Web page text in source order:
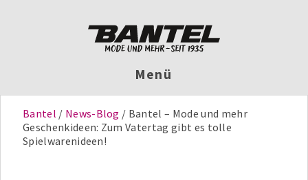
Menü
Bantel News-Blog
Bantel – Mode und mehr
Geschenkideen: Zum Vatertag gibt es tolle
Spielwarenideen!